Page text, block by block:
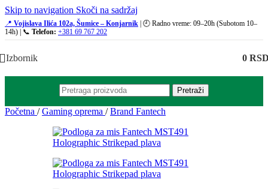
Skip to navigation Skoči na sadržaj
📍 Vojislava Ilića 102a, Šumice – Konjarnik | 🕘 Radno vreme: 09–20h (Subotom 10–
14h) | 📞 Telefon: +381 69 767 202
Izbornik 0
Pretraži
Početna / Gaming oprema / Brand Fantech